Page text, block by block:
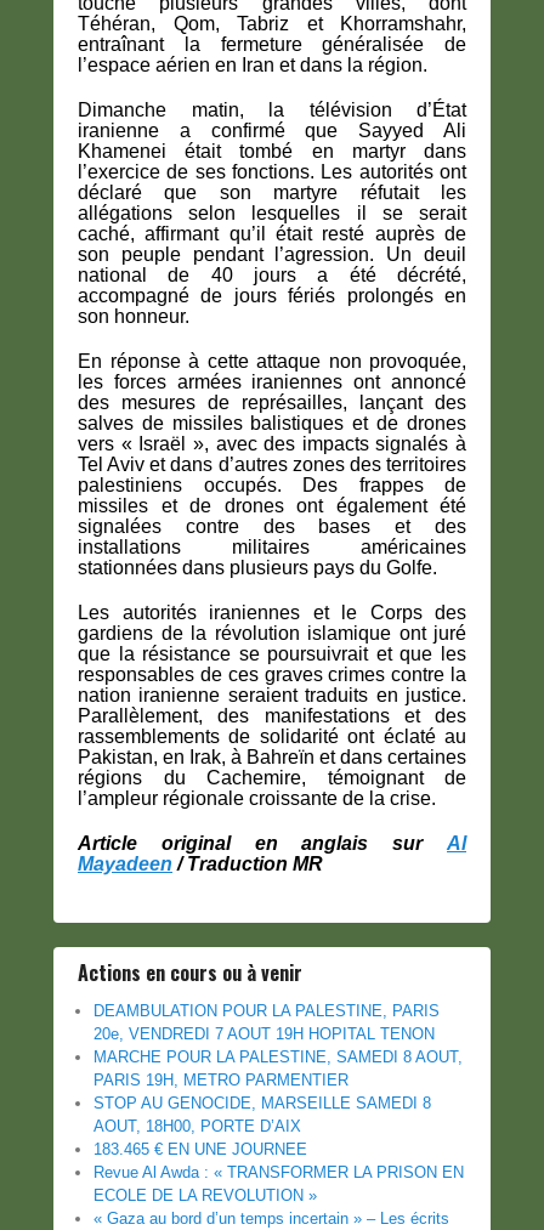
Téhéran, Qom, Tabriz et Khorramshahr,
entraînant la fermeture généralisée de
l’espace aérien en Iran et dans la région.
Dimanche matin, la télévision d’État
iranienne a confirmé que Sayyed Ali
Khamenei était tombé en martyr dans
l’exercice de ses fonctions. Les autorités ont
déclaré que son martyre réfutait les
allégations selon lesquelles il se serait
caché, affirmant qu’il était resté auprès de
son peuple pendant l’agression. Un deuil
national de 40 jours a été décrété,
accompagné de jours fériés prolongés en
son honneur.
En réponse à cette attaque non provoquée,
les forces armées iraniennes ont annoncé
des mesures de représailles, lançant des
salves de missiles balistiques et de drones
vers « Israël », avec des impacts signalés à
Tel Aviv et dans d’autres zones des territoires
palestiniens occupés. Des frappes de
missiles et de drones ont également été
signalées contre des bases et des
installations militaires américaines
stationnées dans plusieurs pays du Golfe.
Les autorités iraniennes et le Corps des
gardiens de la révolution islamique ont juré
que la résistance se poursuivrait et que les
responsables de ces graves crimes contre la
nation iranienne seraient traduits en justice.
Parallèlement, des manifestations et des
rassemblements de solidarité ont éclaté au
Pakistan, en Irak, à Bahreïn et dans certaines
régions du Cachemire, témoignant de
l’ampleur régionale croissante de la crise.
Article original en anglais sur Al
Mayadeen / Traduction MR
Actions en cours ou à venir
DEAMBULATION POUR LA PALESTINE, PARIS
20e, VENDREDI 7 AOUT 19H HOPITAL TENON
MARCHE POUR LA PALESTINE, SAMEDI 8 AOUT,
PARIS 19H, METRO PARMENTIER
STOP AU GENOCIDE, MARSEILLE SAMEDI 8
AOUT, 18H00, PORTE D’AIX
183.465 € EN UNE JOURNEE
Revue Al Awda : « TRANSFORMER LA PRISON EN
ECOLE DE LA REVOLUTION »
« Gaza au bord d’un temps incertain » – Les écrits